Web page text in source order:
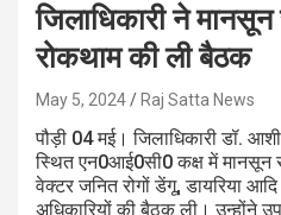
जिलाधिकारी ने
रोकथाम की ली बैठक
May 5, 2024 Raj Satta News
पौड़ी 04 मई। जिलाधिकारी डॉ.
स्थित एन0आई0सी0 कक्ष में मानसून
वेक्टर जनित रोगों डेंगू, डायरिया
अधिकारियों की बैठक ली। उन्होंने